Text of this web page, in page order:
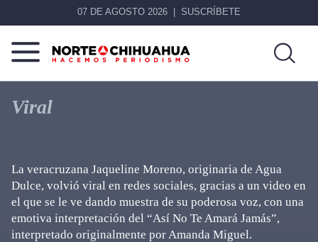
07 DE AGOSTO 2026 SUSCRÍBETE
Norte
De
Chihuahua
Más
que
noticias,
Viral
La veracruzana Jaqueline Moreno, originaria de Agua
Dulce, volvió viral en redes sociales, gracias a un video en
el que se le ve dando muestra de su poderosa voz, con una
emotiva interpretación del “Así No Te Amará Jamás”,
interpretado originalmente por Amanda Miguel.